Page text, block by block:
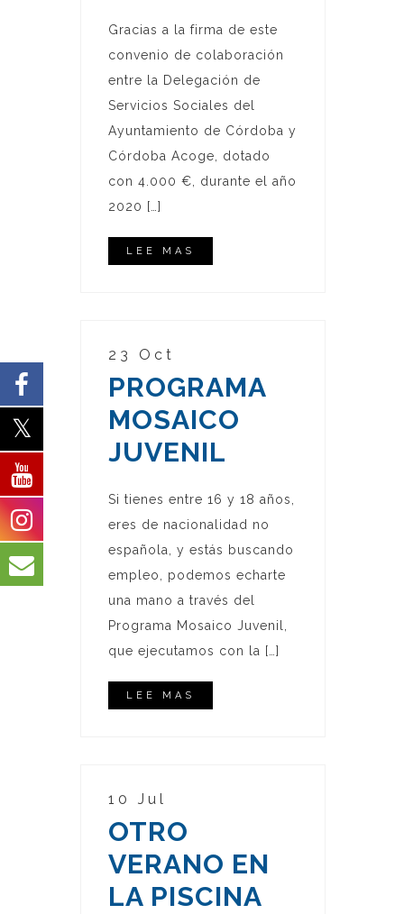
Gracias a la firma de este
convenio de colaboración
entre la Delegación de
Servicios Sociales del
Ayuntamiento de Córdoba y
Córdoba Acoge, dotado
con 4.000 €, durante el año
2020 […]
LEE MAS
23 Oct
PROGRAMA
MOSAICO
JUVENIL
Si tienes entre 16 y 18 años,
eres de nacionalidad no
española, y estás buscando
empleo, podemos echarte
una mano a través del
Programa Mosaico Juvenil,
que ejecutamos con la […]
LEE MAS
10 Jul
OTRO
VERANO EN
LA PISCINA